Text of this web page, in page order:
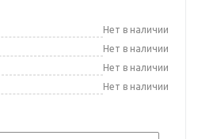
Нет в наличии
Нет в наличии
Нет в наличии
Нет в наличии